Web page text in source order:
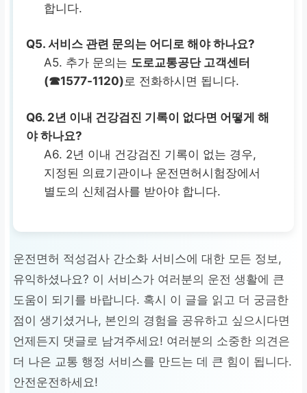
합니다.
Q5.서비스 관련 문의는 어디로 해야 하나요?
A5. 추가 문의는 도로교통공단 고객센터
(☎1577-1120)로 전화하시면 됩니다.
Q6. 2년 이내 건강검진 기록이 없다면 어떻게 해
야 하나요?
A6. 2년 이내 건강검진 기록이 없는 경우,
지정된 의료기관이나 운전면허시험장에서
별도의 신체검사를 받아야 합니다.
운전면허 적성검사 간소화 서비스에 대한 모든 정보,
유익하셨나요? 이 서비스가 여러분의 운전 생활에 큰
도움이 되기를 바랍니다. 혹시 이 글을 읽고 더 궁금한
점이 생기셨거나, 본인의 경험을 공유하고 싶으시다면
언제든지 댓글로 남겨주세요! 여러분의 소중한 의견은
더 나은 교통 행정 서비스를 만드는 데 큰 힘이 됩니다.
안전운전하세요!